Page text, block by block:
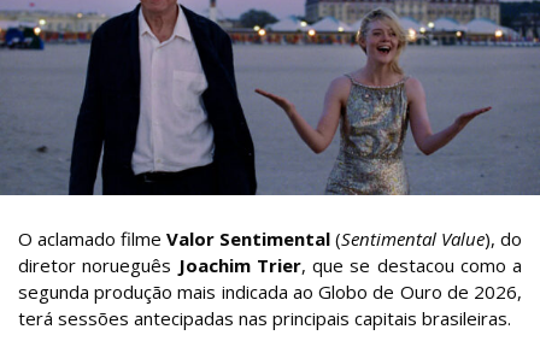
O aclamado filme Valor Sentimental (Sentimental Value), do
diretor norueguês Joachim Trier, que se destacou como a
segunda produção mais indicada ao Globo de Ouro de 2026,
terá sessões antecipadas nas principais capitais brasileiras.